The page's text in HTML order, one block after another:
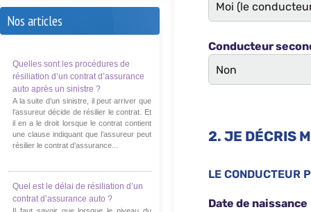
Nos articles
Quelles sont les procédures de
résiliation d’un contrat d’assurance
auto après un sinistre ?
A la suite d’un sinistre, il peut arriver que
l’assureur décide de résilier le contrat. Et
il en a le droit lorsque le contrat contient
une clause indiquant que l’assureur peut
résilier le contrat d’assurance...
Quel est le délai de résiliation d’un
contrat d’assurance auto ?